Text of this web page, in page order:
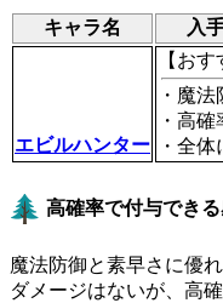
キャラ名 入
エビルハンター
【お
・魔
・高
・全
高確率で付与でき
魔法防御と素早さに優
ダメージはないが、高